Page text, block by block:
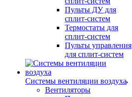
Пульты ДУ для
сплит-систем
Термостаты для
сплит-систем
Пульты управления
для сплит-систем
Системы вентиляции воздуха
Вентиляторы